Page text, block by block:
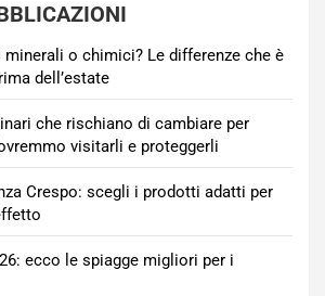
o chimici? Le differenze che è
dell’estate
che rischiano di cambiare per
visitarli e proteggerli
Crespo: scegli i prodotti adatti per
ecco le spiagge migliori per i